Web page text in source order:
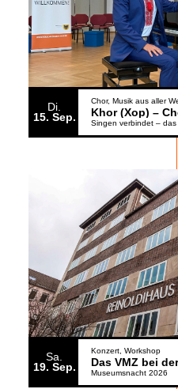
Di.
15 Sep.
Chor Musik aus aller
Khor (Xop) –
Sa.
19 Sep.
Konzert Workshop
Museumsnacht 2026